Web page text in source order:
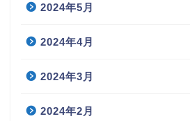
2024年5月
2024年4月
2024年3月
2024年2月